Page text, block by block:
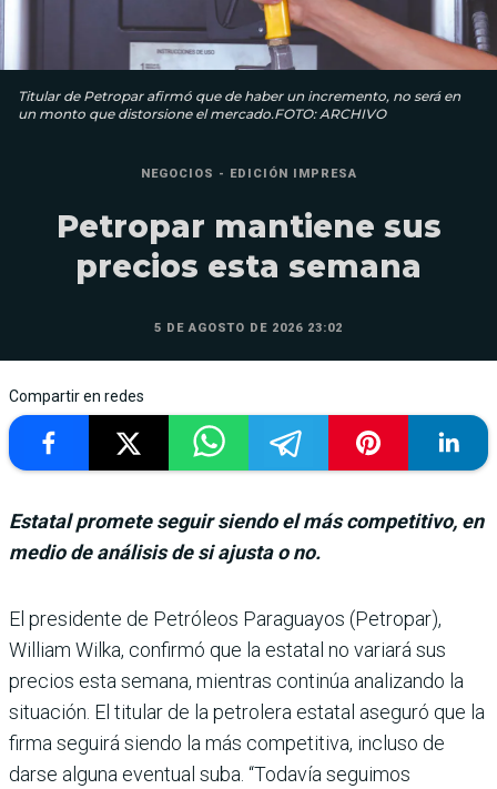
Titular de Petropar afirmó que de haber un incremento, no será en
un monto que distorsione el mercado.FOTO: ARCHIVO
NEGOCIOS - EDICIÓN IMPRESA
Petropar mantiene sus
precios esta semana
5 DE AGOSTO DE 2026 23:02
Compartir en redes
Estatal promete seguir siendo el más competitivo, en
medio de análisis de si ajusta o no.
El presidente de Petróleos Paraguayos (Petropar),
William Wilka, confirmó que la estatal no variará sus
precios esta semana, mien­tras continúa analizando la
situación. El titular de la petrolera estatal aseguró que la
firma seguirá siendo la más competitiva, incluso de
darse alguna eventual suba. “Toda­vía seguimos